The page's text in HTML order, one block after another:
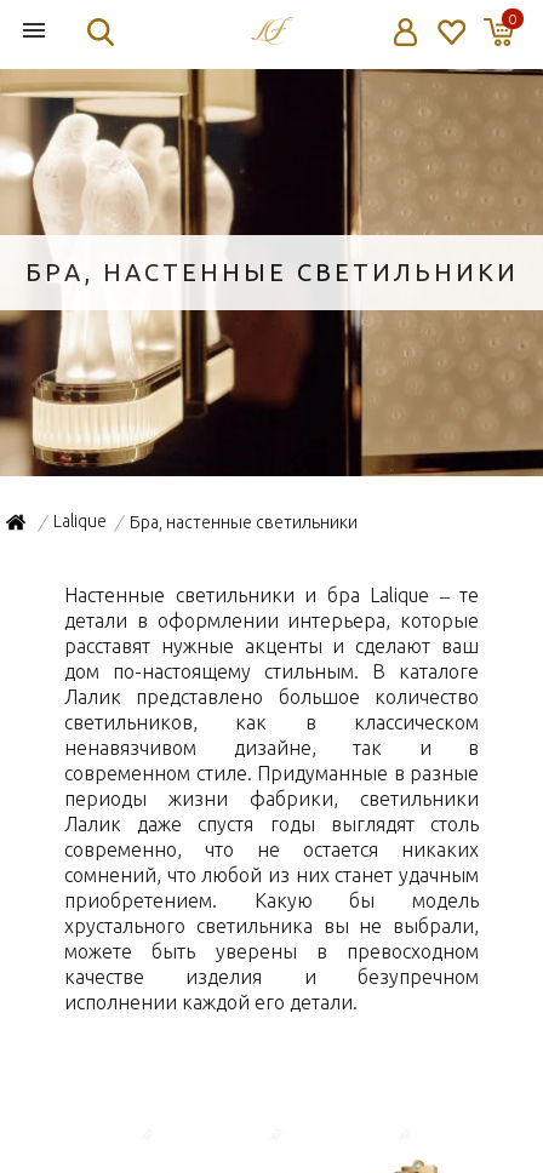
0
БРА, НАСТЕННЫЕ СВЕТИЛЬНИКИ
/ Lalique / Бра, настенные светильники
Настенные светильники и бра Lalique – те
детали в оформлении интерьера, которые
расставят нужные акценты и сделают ваш
дом по-настоящему стильным. В каталоге
Лалик представлено большое количество
светильников, как в классическом
ненавязчивом дизайне, так и в
современном стиле. Придуманные в разные
периоды жизни фабрики, светильники
Лалик даже спустя годы выглядят столь
современно, что не остается никаких
сомнений, что любой из них станет удачным
приобретением. Какую бы модель
хрустального светильника вы не выбрали,
можете быть уверены в превосходном
качестве изделия и безупречном
исполнении каждой его детали.